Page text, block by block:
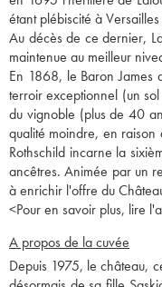
étant plébiscité à
Au décès de ce dernier,
maintenue au meilleur
En 1868, le Baron James
terroir exceptionnel (un
du vignoble (plus de 40
qualité moindre, en raison
Rothschild incarne la
ancêtres. Animée par un
à enrichir l'offre du
<Pour en savoir plus, lire
A propos de la cuvée
Depuis 1975, le château,